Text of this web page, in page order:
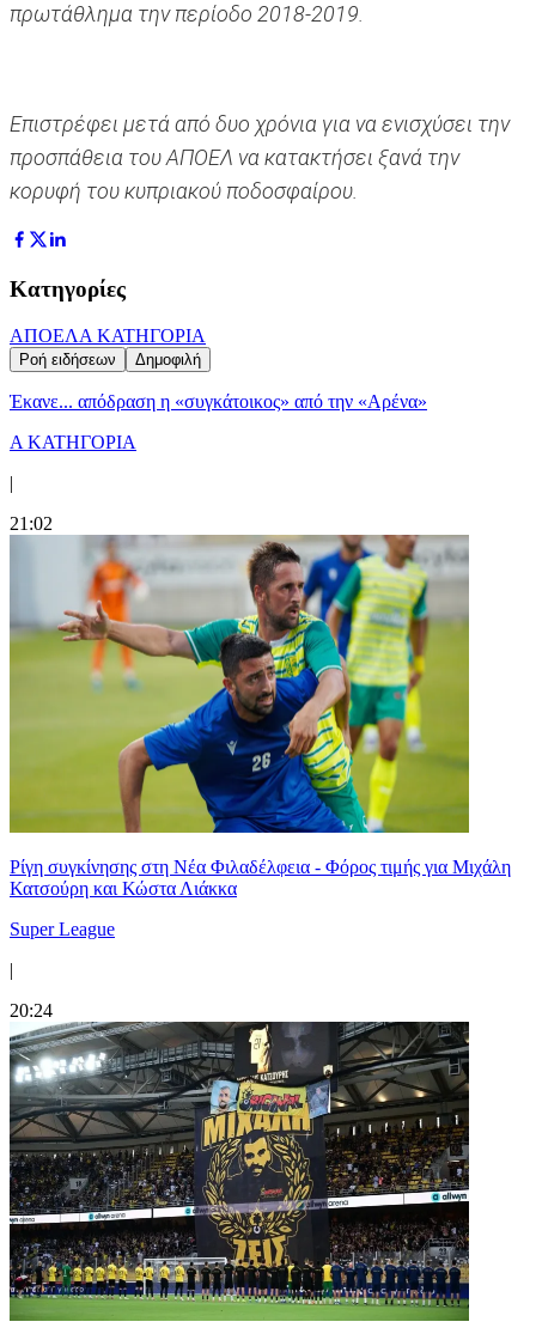
πρωτάθλημα την περίοδο 2018-2019.
Επιστρέφει μετά από δυο χρόνια για να ενισχύσει την
προσπάθεια του ΑΠΟΕΛ να κατακτήσει ξανά την
κορυφή του κυπριακού ποδοσφαίρου.
Κατηγορίες
ΑΠΟΕΛΑ ΚΑΤΗΓΟΡΙΑ
Ροή ειδήσεων Δημοφιλή
Έκανε... απόδραση η «συγκάτοικος» από την «Αρένα»
Α ΚΑΤΗΓΟΡΙΑ
|
21:02
Ρίγη συγκίνησης στη Νέα Φιλαδέλφεια - Φόρος τιμής για Μιχάλη
Κατσούρη και Κώστα Λιάκκα
Super League
|
20:24